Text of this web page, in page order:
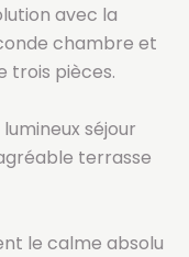
avec la
chambre et
trois pièces.
séjour
terrasse
le calme absolu